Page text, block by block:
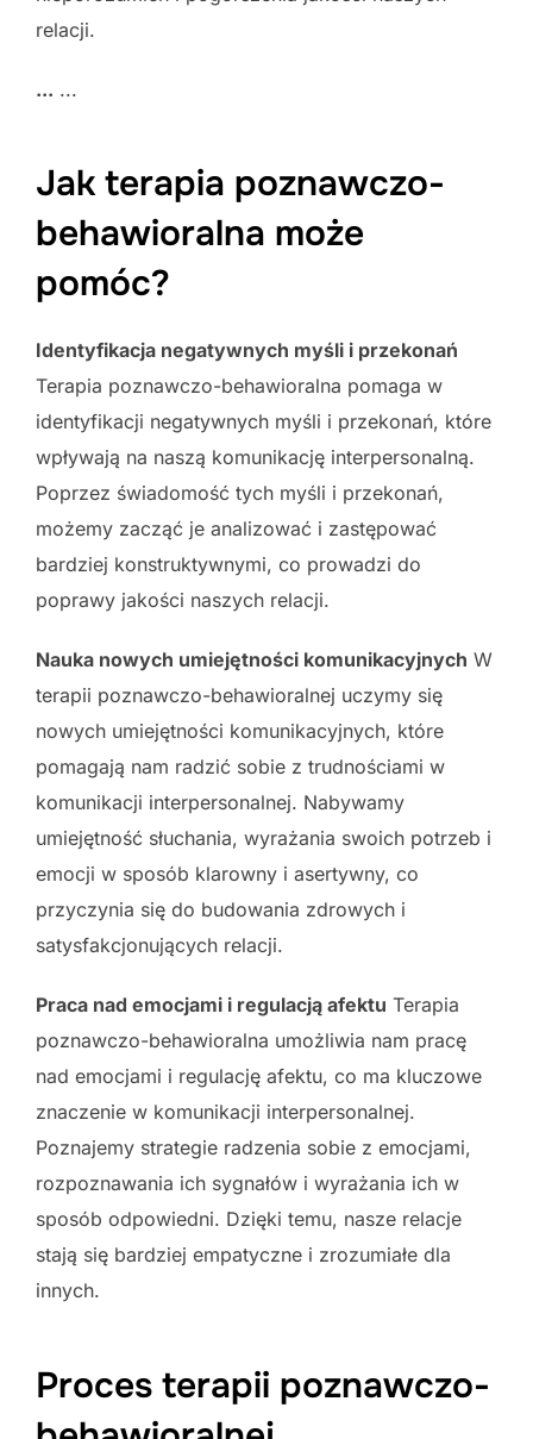
relacji.
... ...
Jak terapia poznawczo-
behawioralna może
pomóc?
Identyfikacja negatywnych myśli i przekonań
Terapia poznawczo-behawioralna pomaga w
identyfikacji negatywnych myśli i przekonań, które
wpływają na naszą komunikację interpersonalną.
Poprzez świadomość tych myśli i przekonań,
możemy zacząć je analizować i zastępować
bardziej konstruktywnymi, co prowadzi do
poprawy jakości naszych relacji.
Nauka nowych umiejętności komunikacyjnych W
terapii poznawczo-behawioralnej uczymy się
nowych umiejętności komunikacyjnych, które
pomagają nam radzić sobie z trudnościami w
komunikacji interpersonalnej. Nabywamy
umiejętność słuchania, wyrażania swoich potrzeb i
emocji w sposób klarowny i asertywny, co
przyczynia się do budowania zdrowych i
satysfakcjonujących relacji.
Praca nad emocjami i regulacją afektu Terapia
poznawczo-behawioralna umożliwia nam pracę
nad emocjami i regulację afektu, co ma kluczowe
znaczenie w komunikacji interpersonalnej.
Poznajemy strategie radzenia sobie z emocjami,
rozpoznawania ich sygnałów i wyrażania ich w
sposób odpowiedni. Dzięki temu, nasze relacje
stają się bardziej empatyczne i zrozumiałe dla
innych.
Proces terapii poznawczo-